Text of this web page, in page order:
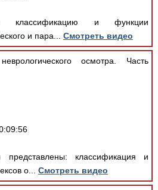
классификацию и функции
и пара... Смотреть видео
осмотра. Часть
классификация и
о... Смотреть видео